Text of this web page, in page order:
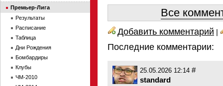
Все
Добавить комментарий |
Последние комментарии:
25.05.2026 12:14 #
standard
Премьер-Лига
Результаты
Расписание
Таблица
Дни Рождения
Бомбардиры
Клубы
ЧМ-2010